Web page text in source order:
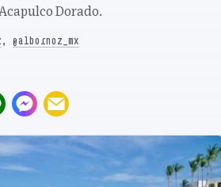
Dorado.
, @albornoz_mx